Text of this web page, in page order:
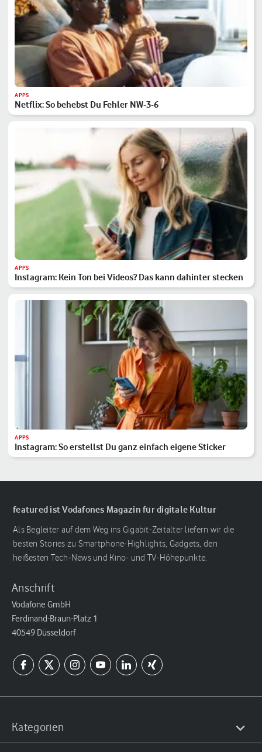
APPS
Netflix: So behebst Du Fehler NW-3-6
APPS
Instagram: Kein Ton bei Videos? Das kann dahinter stecken
APPS
Instagram: So erstellst Du ganz einfach eigene Sticker
featured ist Vodafones Magazin für digitale Kultur
Als Begleiter auf dem Weg ins Gigabit-Zeitalter liefern wir die
besten Stories zu Smartphone-Highlights, Gadgets, den
heißesten Tech-News und Kino- und TV-Höhepunkte.
Anschrift
Vodafone GmbH
Ferdinand-Braun-Platz 1
40549 Düsseldorf
Kategorien